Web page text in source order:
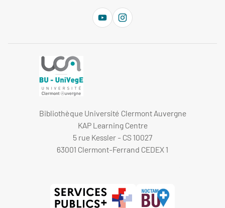
Bibliothèque Université Clermont Auvergne
KAP Learning Centre
5 rue Kessler - CS 10027
63001 Clermont-Ferrand CEDEX 1